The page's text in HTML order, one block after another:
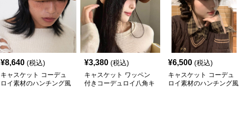
¥8,640 (税込)
キャスケット コーデュ
ロイ素材のハンチング風
¥3,380 (税込)
キャスケット ワッペン
付きコーデュロイ八角キ
¥6,500 (税込)
キャスケット コーデュ
ロイ素材のハンチング風